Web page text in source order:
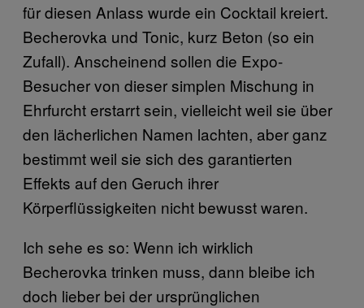
für diesen Anlass wurde ein Cocktail kreiert.
Becherovka und Tonic, kurz Beton (so ein
Zufall). Anscheinend sollen die Expo-
Besucher von dieser simplen Mischung in
Ehrfurcht erstarrt sein, vielleicht weil sie über
den lächerlichen Namen lachten, aber ganz
bestimmt weil sie sich des garantierten
Effekts auf den Geruch ihrer
Körperflüssigkeiten nicht bewusst waren.
Ich sehe es so: Wenn ich wirklich
Becherovka trinken muss, dann bleibe ich
doch lieber bei der ursprünglichen